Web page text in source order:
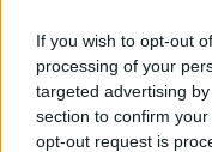
If you wish to opt-out
processing of your
targeted advertising
section to confirm
opt-out request is
későbbiekben